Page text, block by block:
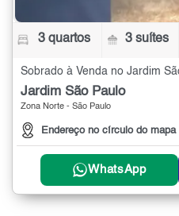
3 quartos 3 suítes
Sobrado à Venda no Jardim
Jardim São Paulo
Zona Norte - São Paulo
Endereço no círculo do mapa
WhatsApp